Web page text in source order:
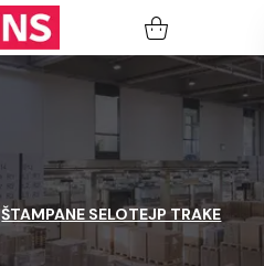
ŠTAMPANE SELOTEJP TRAKE